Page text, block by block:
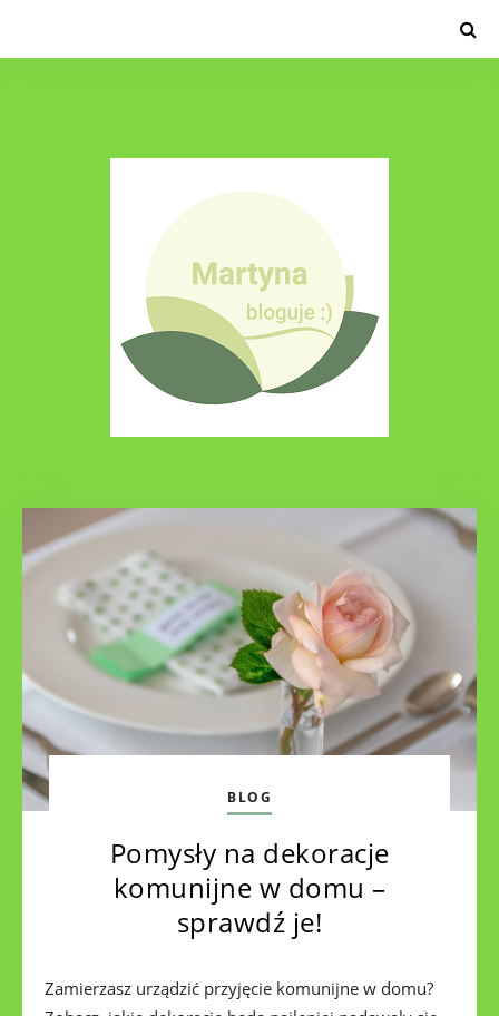
BLOG
Pomysły na dekoracje
komunijne w domu –
sprawdź je!
Zamierzasz urządzić przyjęcie komunijne w domu?